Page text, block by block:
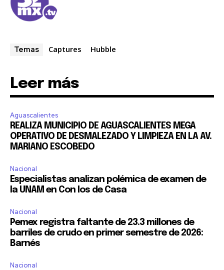
Temas Captures Hubble
Leer más
Aguascalientes
REALIZA MUNICIPIO DE AGUASCALIENTES MEGA
OPERATIVO DE DESMALEZADO Y LIMPIEZA EN LA AV.
MARIANO ESCOBEDO
Nacional
Especialistas analizan polémica de examen de
la UNAM en Con los de Casa
Nacional
Pemex registra faltante de 23.3 millones de
barriles de crudo en primer semestre de 2026:
Barnés
Nacional